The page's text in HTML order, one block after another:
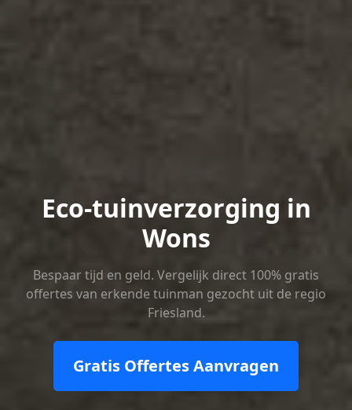
Eco-tuinverzorging in
Wons
Bespaar tijd en geld. Vergelijk direct 100% gratis
offertes van erkende tuinman gezocht uit de regio
Friesland.
Gratis Offertes Aanvragen